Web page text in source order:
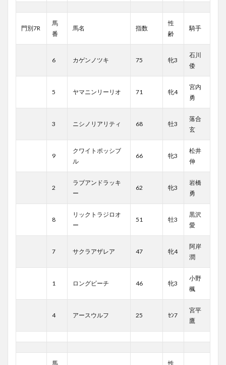
門別7R
馬
番
馬名 指数
性
齢
騎手
6 カゲンノツキ 75 牝3
石川
倭
5 ヤマニンリーリオ 71 牝4
宮内
勇
3 ニシノリアリティ 68 牡3
落合
玄
9
クワイトポッシブ
ル
66 牝3
松井
伸
2
ラブアンドラッキ
ー
62 牝3
岩橋
勇
8
リックトラジロオ
ー
51 牡3
黒沢
愛
7 サクラアザレア 47 牝4
阿岸
潤
1 ロングビーチ 46 牝3
小野
楓
4 アースウルフ 25 ｾﾝ7
宮平
鷹
馬 性